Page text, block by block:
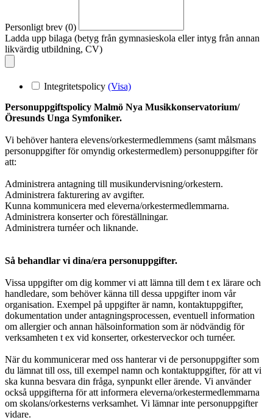
Personligt brev (0)
Ladda upp bilaga (betyg från gymnasieskola eller intyg från annan
likvärdig utbildning, CV)
Integritetspolicy (Visa)
Personuppgiftspolicy Malmö Nya Musikkonservatorium/
Öresunds Unga Symfoniker.
Vi behöver hantera elevens/orkestermedlemmens (samt målsmans
personuppgifter för omyndig orkestermedlem) personuppgifter för
att:
Administrera antagning till musikundervisning/orkestern.
Administrera fakturering av avgifter.
Kunna kommunicera med eleverna/orkestermedlemmarna.
Administrera konserter och föreställningar.
Administrera turnéer och liknande.
Så behandlar vi dina/era personuppgifter.
Vissa uppgifter om dig kommer vi att lämna till dem t ex lärare och
handledare, som behöver känna till dessa uppgifter inom vår
organisation. Exempel på uppgifter är namn, kontaktuppgifter,
dokumentation under antagningsprocessen, eventuell information
om allergier och annan hälsoinformation som är nödvändig för
verksamheten t ex vid konserter, orkesterveckor och turnéer.
När du kommunicerar med oss hanterar vi de personuppgifter som
du lämnat till oss, till exempel namn och kontaktuppgifter, för att vi
ska kunna besvara din fråga, synpunkt eller ärende. Vi använder
också uppgifterna för att informera eleverna/orkestermedlemmarna
om skolans/orkesterns verksamhet. Vi lämnar inte personuppgifter
vidare.